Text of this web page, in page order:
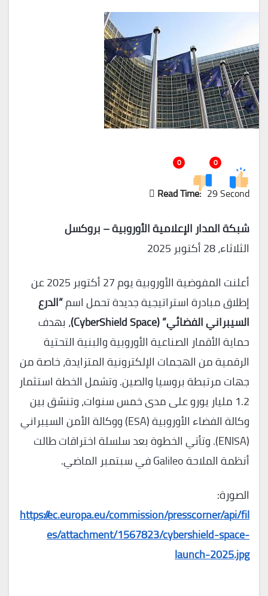
0
0
Read Time: 29 Second
شبكة المدار الإعلامية الأوروبية – بروكسل
الثلاثاء، 28 أكتوبر 2025
أعلنت المفوضية الأوروبية يوم 27 أكتوبر 2025 عن
إطلاق مبادرة استراتيجية جديدة تحمل اسم“الدرع
السيبراني الفضائي” (CyberShield Space)
، بهدف
حماية الأقمار الصناعية الأوروبية والبنية التحتية
الرقمية من الهجمات الإلكترونية المتزايدة، خاصة من
جهات مرتبطة بروسيا والصين. وتشمل الخطة استثمار
1.2 مليار يورو على مدى خمس سنوات، وتنسّق بين
وكالة الفضاء الأوروبية (ESA) ووكالة الأمن السيبراني
(ENISA). وتأتي الخطوة بعد سلسلة اختراقات طالت
أنظمة الملاحة Galileo في سبتمبر الماضي.
الصورة:
https://ec.europa.eu/commission/presscorner/api/fil
es/attachment/1567823/cybershield-space-
launch-2025.jpg